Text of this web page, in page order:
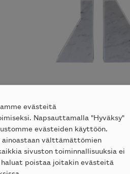
Lithos kirjatuet
LIGNE ROSET
357€
evästeitä
Napsauttamalla "Hyväksy"
evästeiden käyttöön.
välttämättömien
sivuston toiminnallisuuksia ei
poistaa joitakin evästeitä